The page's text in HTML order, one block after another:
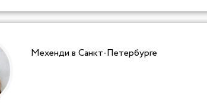
Мехенди в Санкт-Петербурге